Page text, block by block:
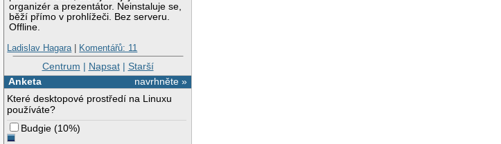
organizér a prezentátor. Neinstaluje se,
běží přímo v prohlížeči. Bez serveru.
Offline.
Ladislav Hagara| Komentářů: 11
Centrum | Napsat| Starší
navrhněte »
Anketa
Které desktopové prostředí na Linuxu
používáte?
Budgie (10%)